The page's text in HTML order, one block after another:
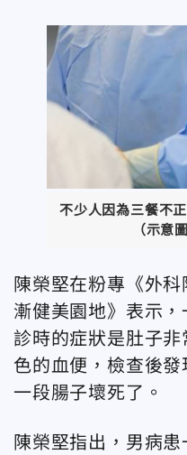
不少人因為三餐不
（示意
陳榮堅在粉專《外
漸健美園地》表示
診時的症狀是肚子
色的血便，檢查後
一段腸子壞死了。
陳榮堅指出，男病